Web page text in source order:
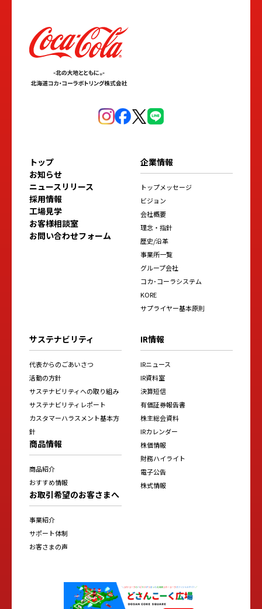
トップ
お知らせ
ニュースリリース
採用情報
工場見学
お客様相談室
お問い合わせフォーム
企業情報
トップメッセージ
ビジョン
会社概要
理念・指針
歴史/沿革
事業所一覧
グループ会社
コカ･コーラシステム
KORE
サプライヤー基本原則
サステナビリティ
代表からのごあいさつ
活動の方針
サステナビリティへの取り組み
サステナビリティレポート
カスタマーハラスメント基本方
針
商品情報
商品紹介
おすすめ情報
お取引希望のお客さまへ
事業紹介
サポート体制
お客さまの声
IR情報
IRニュース
IR資料室
決算短信
有価証券報告書
株主総会資料
IRカレンダー
株価情報
財務ハイライト
電子公告
株式情報